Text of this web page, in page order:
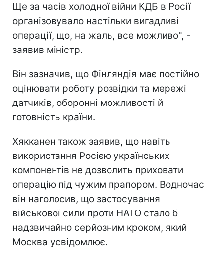
Ще за часів холодної війни КДБ в Росії
організовувало настільки вигадливі
операції, що, на жаль, все можливо", -
заявив міністр.
Він зазначив, що Фінляндія має постійно
оцінювати роботу розвідки та мережі
датчиків, оборонні можливості й
готовність країни.
Хякканен також заявив, що навіть
використання Росією українських
компонентів не дозволить приховати
операцію під чужим прапором. Водночас
він наголосив, що застосування
військової сили проти НАТО стало б
надзвичайно серйозним кроком, який
Москва усвідомлює.